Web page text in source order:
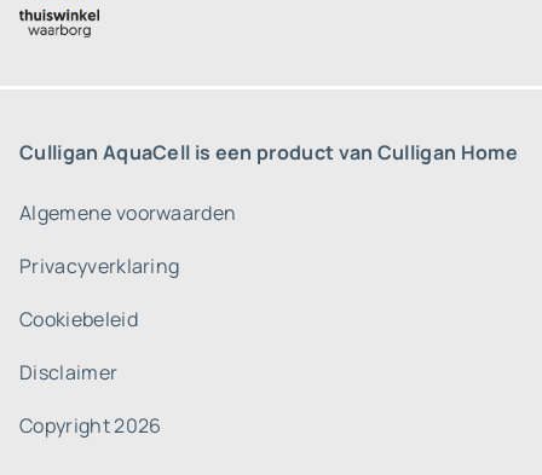
Culligan AquaCell is een product van Culligan Home
Algemene voorwaarden
Privacyverklaring
Cookiebeleid
Disclaimer
Copyright 2026